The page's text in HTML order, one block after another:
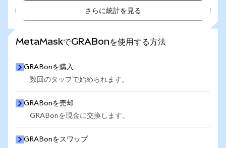
さらに統計を見る
MetaMaskでGRABonを使用する方法
GRABonを購入
数回のタップで始められます。
GRABonを売却
GRABonを現金に交換します。
GRABonをスワップ